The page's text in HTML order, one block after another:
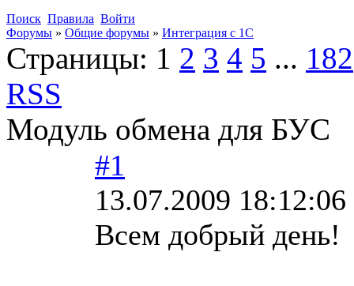
Поиск Правила Войти
Форумы » Общие форумы » Интеграция с 1С
Страницы: 1 2 3 4 5 ... 182
RSS
Модуль обмена для БУС
#1
13.07.2009 18:12:06
Всем добрый день!